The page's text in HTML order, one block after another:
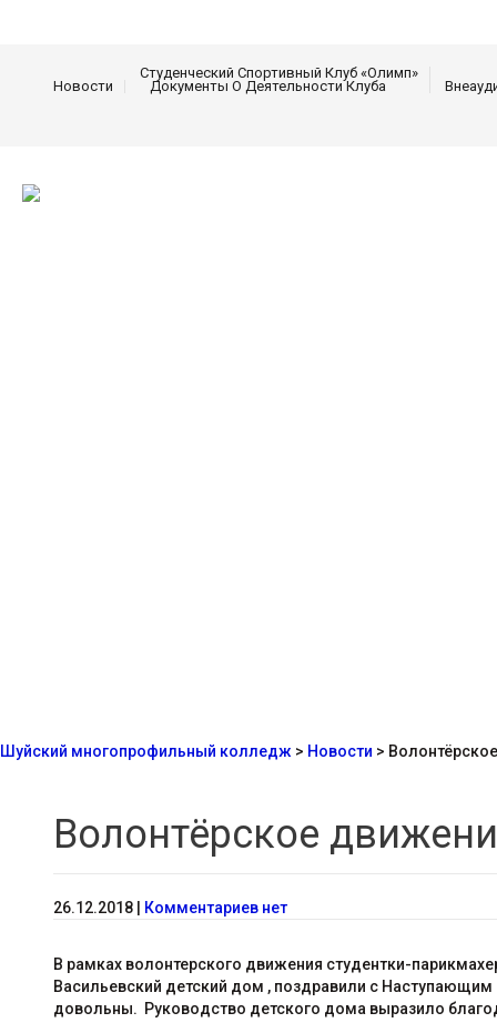
Новости
Студенческий Спортивный Клуб «Олимп»
Документы О Деятельности Клуба
Шуйский многопрофильный колледж > Новости >
Волонтёрское
26.12.2018 Комментариев нет
В рамках волонтерского движения студентки-
Васильевский детский дом , поздравили с
довольны. Руководство детского дома выразило